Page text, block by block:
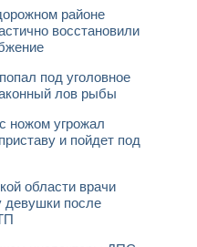
районе
восстановили
под уголовное
лов рыбы
ножом угрожал
и пойдет под
области врачи
девушки после